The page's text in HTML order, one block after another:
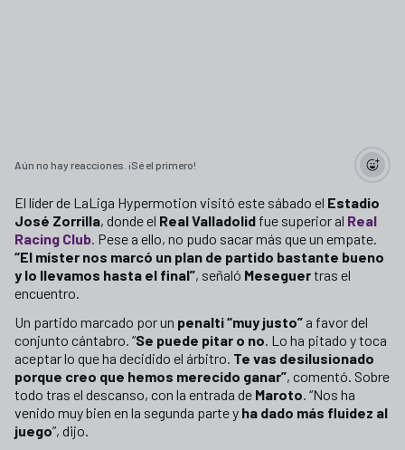
Aún no hay reacciones. ¡Sé el primero!
El líder de LaLiga Hypermotion visitó este sábado el Estadio
José Zorrilla, donde el Real Valladolid fue superior al Real
Racing Club. Pese a ello, no pudo sacar más que un empate.
“El míster nos marcó un plan de partido bastante bueno
y lo llevamos hasta el final”, señaló Meseguertras el
encuentro.
Un partido marcado por un penalti “muy justo” a favor del
conjunto cántabro. “Se puede pitar o no. Lo ha pitado y toca
aceptar lo que ha decidido el árbitro. Te vas desilusionado
porque creo que hemos merecido ganar”, comentó. Sobre
todo tras el descanso, con la entrada de Maroto. “Nos ha
venido muy bien en la segunda parte y ha dado más fluidez al
juego”, dijo.